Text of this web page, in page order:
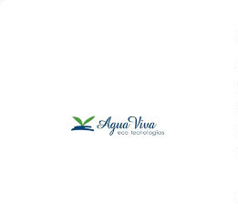
Descalcificadores